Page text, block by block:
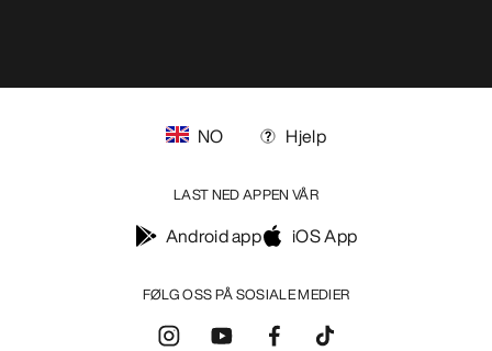
FØLG OSS PÅ SOSIALE MEDIER
NO Hjelp
LAST NED APPEN VÅR
Android app iOS App